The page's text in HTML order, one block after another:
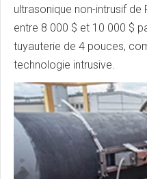
ultrasonique non-intrusif
entre 8 000 $ et 10 000 $
tuyauterie de 4 pouces,
technologie intrusive.